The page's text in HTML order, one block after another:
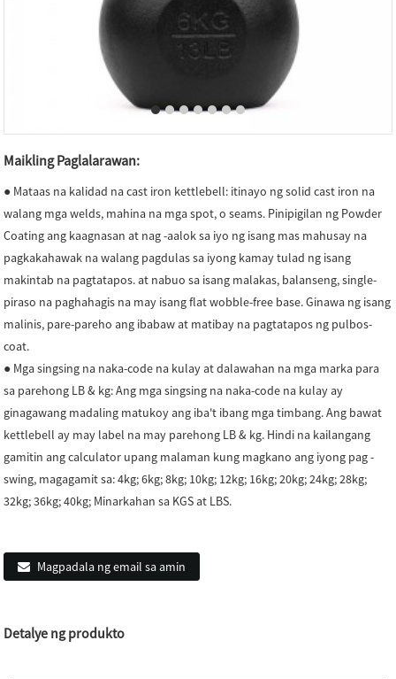
Maikling Paglalarawan:
● Mataas na kalidad na cast iron kettlebell: itinayo ng solid cast iron na
walang mga welds, mahina na mga spot, o seams. Pinipigilan ng Powder
Coating ang kaagnasan at nag -aalok sa iyo ng isang mas mahusay na
pagkakahawak na walang pagdulas sa iyong kamay tulad ng isang
makintab na pagtatapos. at nabuo sa isang malakas, balanseng, single-
piraso na paghahagis na may isang flat wobble-free base. Ginawa ng isang
malinis, pare-pareho ang ibabaw at matibay na pagtatapos ng pulbos-
coat.
● Mga singsing na naka-code na kulay at dalawahan na mga marka para
sa parehong LB & kg: Ang mga singsing na naka-code na kulay ay
ginagawang madaling matukoy ang iba't ibang mga timbang. Ang bawat
kettlebell ay may label na may parehong LB & kg. Hindi na kailangang
gamitin ang calculator upang malaman kung magkano ang iyong pag -
swing, magagamit sa: 4kg; 6kg; 8kg; 10kg; 12kg; 16kg; 20kg; 24kg; 28kg;
32kg; 36kg; 40kg; Minarkahan sa KGS at LBS.
Magpadala ng email sa amin
Detalye ng produkto